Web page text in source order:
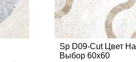
Sp D09-Cut Цвет На
Выбор 60x60